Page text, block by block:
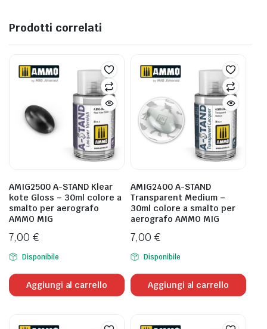
Prodotti correlati
AMIG2500 A-STAND Klear
kote Gloss – 30ml colore a
smalto per aerografo
AMMO MIG
7,00 €
Disponibile
Aggiungi al carrello
AMIG2400 A-STAND
Transparent Medium –
30ml colore a smalto per
aerografo AMMO MIG
7,00 €
Disponibile
Aggiungi al carrello
VALLEJO DELLA SERIE NEW GAME COLOR WASH